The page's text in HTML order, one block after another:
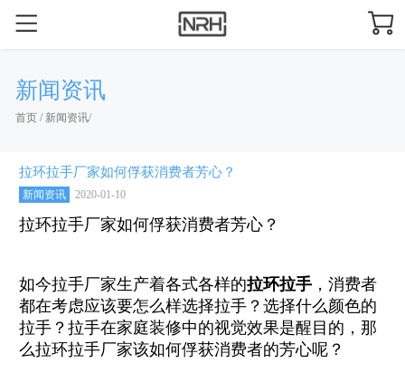
新闻资讯
首页/ 新闻资讯/
拉环拉手厂家如何俘获消费者芳心？
新闻资讯 2020-01-10
拉环拉手厂家如何俘获消费者芳心？
如今拉手厂家生产着各式各样的拉环拉手，消费者
都在考虑应该要怎么样选择拉手？选择什么颜色的
拉手？拉手在家庭装修中的视觉效果是醒目的，那
么拉环拉手厂家该如何俘获消费者的芳心呢？